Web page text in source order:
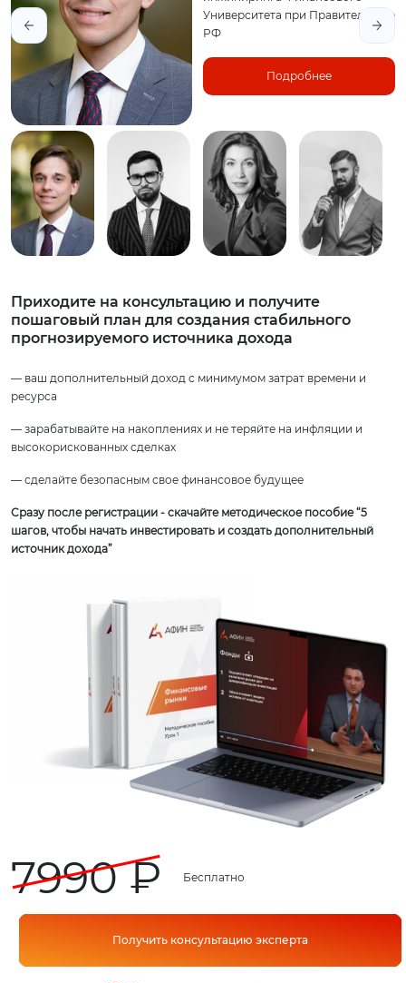
Университета при Правительстве
РФ
Подробнее
Приходите на консультацию и получите
пошаговый план для создания стабильного
прогнозируемого источника дохода
— ваш дополнительный доход с минимумом затрат времени и
ресурса
— зарабатывайте на накоплениях и не теряйте на инфляции и
высокорискованных сделках
— сделайте безопасным свое финансовое будущее
Сразу после регистрации - скачайте методическое пособие “5
шагов, чтобы начать инвестировать и создать дополнительный
источник дохода”
7990 ₽ Бесплатно
Получить консультацию эксперта